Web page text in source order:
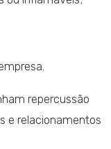
repercussão
e relacionamentos